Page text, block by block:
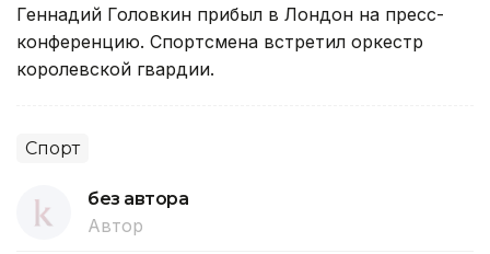
Геннадий Головкин прибыл в Лондон на пресс-
конференцию. Спортсмена встретил оркестр
королевской гвардии.
Спорт
без автора
Автор